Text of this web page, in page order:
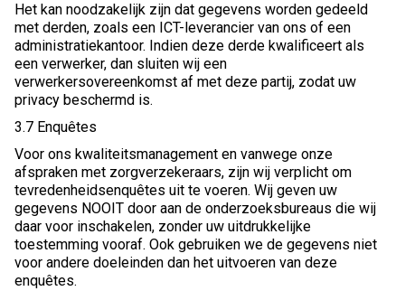
Het kan noodzakelijk zijn dat gegevens worden gedeeld
met derden, zoals een ICT-leverancier van ons of een
administratiekantoor. Indien deze derde kwalificeert als
een verwerker, dan sluiten wij een
verwerkersovereenkomst af met deze partij, zodat uw
privacy beschermd is.
3.7 Enquêtes
Voor ons kwaliteitsmanagement en vanwege onze
afspraken met zorgverzekeraars, zijn wij verplicht om
tevredenheidsenquêtes uit te voeren. Wij geven uw
gegevens NOOIT door aan de onderzoeksbureaus die wij
daar voor inschakelen, zonder uw uitdrukkelijke
toestemming vooraf. Ook gebruiken we de gegevens niet
voor andere doeleinden dan het uitvoeren van deze
enquêtes.